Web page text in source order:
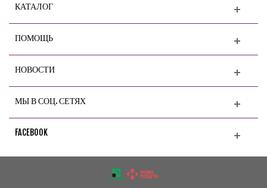
КАТАЛОГ
ПОМОЩЬ
НОВОСТИ
МЫ В СОЦ. СЕТЯХ
FACEBOOK